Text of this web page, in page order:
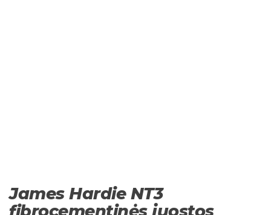
James Hardie NT3